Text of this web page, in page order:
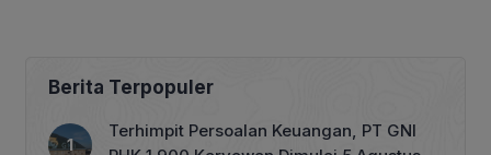
Berita Terpopuler
Terhimpit Persoalan Keuangan, PT GNI